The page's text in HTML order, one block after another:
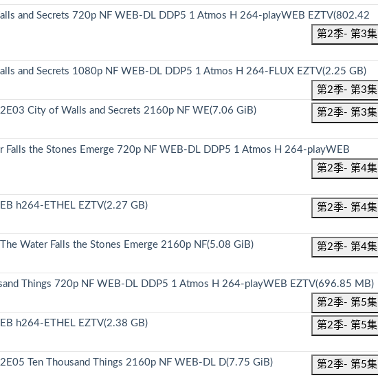
and Secrets 720p NF WEB-DL DDP5 1 Atmos H 264-playWEB EZTV(802.42
第2季- 第3集
and Secrets 1080p NF WEB-DL DDP5 1 Atmos H 264-FLUX EZTV(2.25 GB)
第2季- 第3集
City of Walls and Secrets 2160p NF WE(7.06 GiB)
第2季- 第3集
Falls the Stones Emerge 720p NF WEB-DL DDP5 1 Atmos H 264-playWEB
第2季- 第4集
h264-ETHEL EZTV(2.27 GB)
第2季- 第4集
Water Falls the Stones Emerge 2160p NF(5.08 GiB)
第2季- 第4集
Things 720p NF WEB-DL DDP5 1 Atmos H 264-playWEB EZTV(696.85 MB)
第2季- 第5集
h264-ETHEL EZTV(2.38 GB)
第2季- 第5集
Ten Thousand Things 2160p NF WEB-DL D(7.75 GiB)
第2季- 第5集